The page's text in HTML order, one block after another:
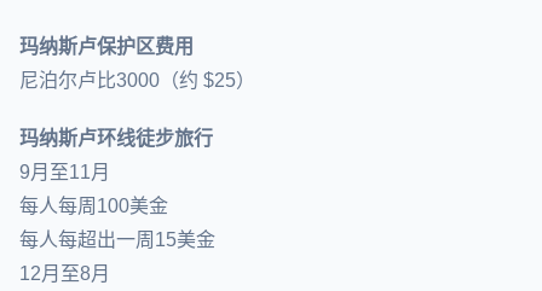
玛纳斯卢保护区费用
尼泊尔卢比3000（约 $25）
玛纳斯卢环线徒步旅行
9月至11月
每人每周100美金
每人每超出一周15美金
12月至8月